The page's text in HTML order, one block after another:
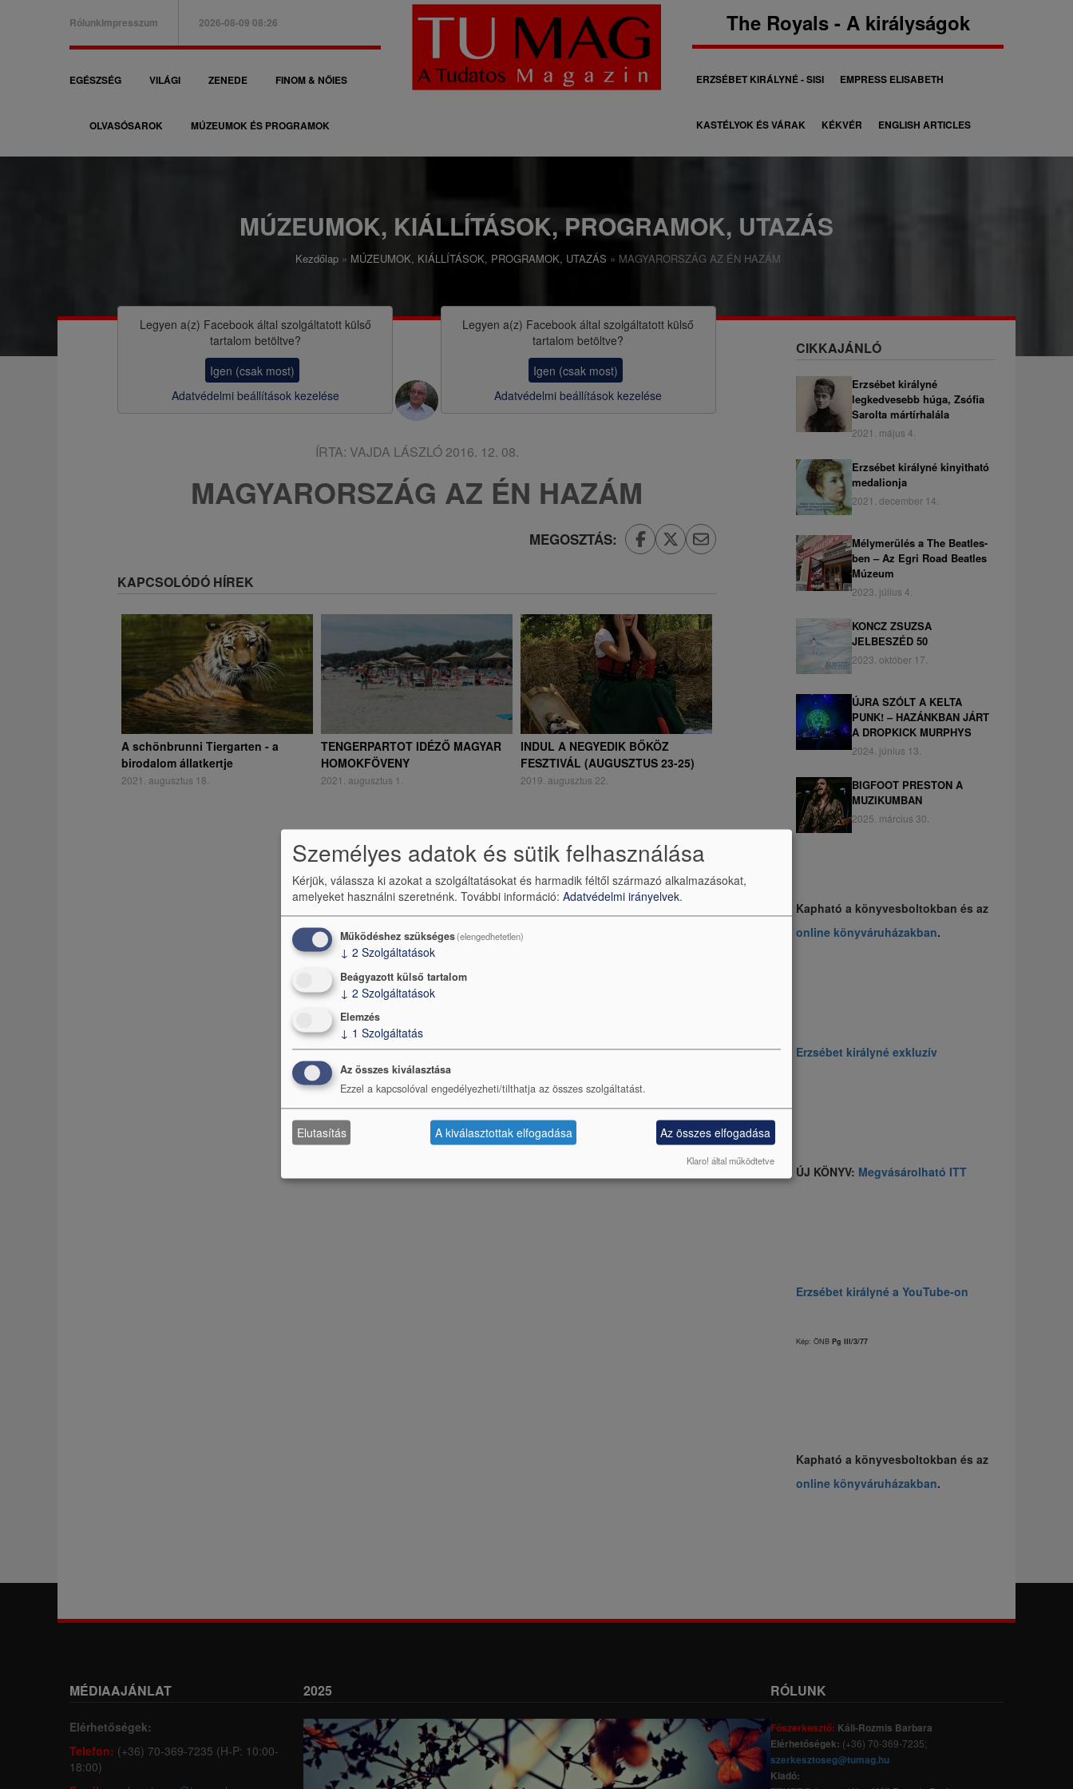
B
a
e
n
RólunkImpresszum 2026-08-09 08:26
F
a
i
EGÉSZSÉG VILÁGI ZENEDE FINOM & NŐIES
OLVASÓSAROK MÚZEUMOK ÉS PROGRAMOK
The Royals - A királyságok
M
á
s
o
l
a
g
o
s
i
ó
ERZSÉBET KIRÁLYNÉ - SISI EMPRESS ELISABETH
KASTÉLYOK ÉS VÁRAK KÉKVÉR ENGLISH ARTICLES
MÚZEUMOK, KIÁLLÍTÁSOK, PROGRAMOK, UTAZÁS
z
Kezdőlap MÚZEUMOK, KIÁLLÍTÁSOK, PROGRAMOK, UTAZÁS MAGYARORSZÁG AZ ÉN HAZÁM
Legyen a(z) Facebookáltal szolgáltatott külső
tartalom betöltve?
Igen (csak most)
Adatvédelmi beállítások kezelése
Legyen a(z) Facebook által szolgáltatott külső
tartalom betöltve?
Igen (csak most)
Adatvédelmi beállítások kezelése
ÍRTA: VAJDA LÁSZLÓ2016. 12. 08.
MAGYARORSZÁG AZ ÉN HAZÁM
MEGOSZTÁS:
KAPCSOLÓDÓ HÍREK
A schönbrunni Tiergarten - a
birodalom állatkertje
2021. augusztus 18.
TENGERPARTOT IDÉZŐ MAGYAR
HOMOKFÖVENY
2021. augusztus 1.
INDUL A NEGYEDIK BŐKÖZ
FESZTIVÁL (AUGUSZTUS 23-25)
2019. augusztus 22.
CIKKAJÁNLÓ
Erzsébet királyné
legkedvesebb húga, Zsófia
Sarolta mártírhalála
2021. május 4.
Erzsébet királyné kinyitható
medalionja
2021. december 14.
Mélymerülés a The Beatles-
ben – Az Egri Road Beatles
Múzeum
2023. július 4.
KONCZ ZSUZSA
JELBESZÉD 50
2023. október 17.
ÚJRA SZÓLT A KELTA
PUNK! – HAZÁNKBAN JÁRT
A DROPKICK MURPHYS
2024. június 13.
BIGFOOT PRESTON A
MUZIKUMBAN
2025. március 30.
Kapható a könyvesboltokban és az
online könyváruházakban.
Erzsébet királyné exkluzív
ÚJ KÖNYV: Megvásárolható ITT
Erzsébet királyné a YouTube-on
Kép: ÖNB Pg III/3/77
Kapható a könyvesboltokban és az
online könyváruházakban.
MÉDIAAJÁNLAT
Elérhetőségek:
Telefon: (+36) 70-369-7235 (H-P: 10:00-
18:00)
2025 RÓLUNK
Főszerkesztő: Káli-Rozmis Barbara
Elérhetőségek: (+36) 70-369-7235;
szerkesztoseg@tumag.hu
Kiadó:
Személyes adatok és sütik felhasználása
Kérjük, válassza ki azokat a szolgáltatásokat és harmadik féltől származó alkalmazásokat,
amelyeket használni szeretnénk. További információ: Adatvédelmi irányelvek.
Működéshez szükséges(elengedhetetlen)
↓ 2 Szolgáltatások
Beágyazott külső tartalom
↓ 2 Szolgáltatások
Elemzés
↓ 1 Szolgáltatás
Az összes kiválasztása
Ezzel a kapcsolóval engedélyezheti/tilthatja az összes szolgáltatást.
Elutasítás A kiválasztottak elfogadása Az összes elfogadása
Klaro! által működtetve